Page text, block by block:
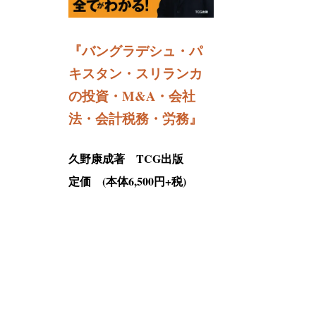
『バングラデシュ・パ
キスタン・スリランカ
の投資・M&A・会社
法・会計税務・労務』
久野康成著 TCG出版
定価 (本体6,500円+税)